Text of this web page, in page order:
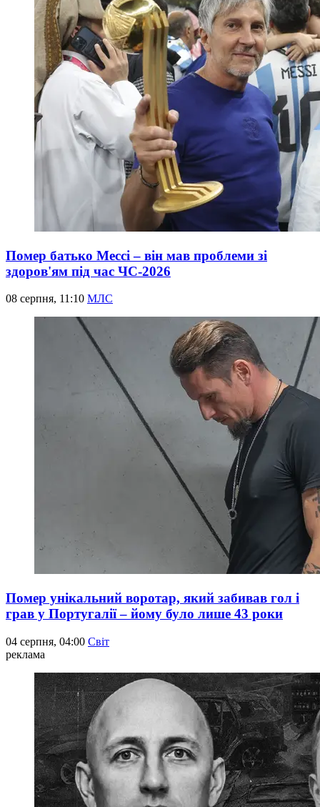
Помер батько Мессі – він мав проблеми зі
здоров'ям під час ЧС-2026
08 серпня, 11:10 МЛС
Помер унікальний воротар, який забивав гол і
грав у Португалії – йому було лише 43 роки
04 серпня, 04:00 Світ
реклама